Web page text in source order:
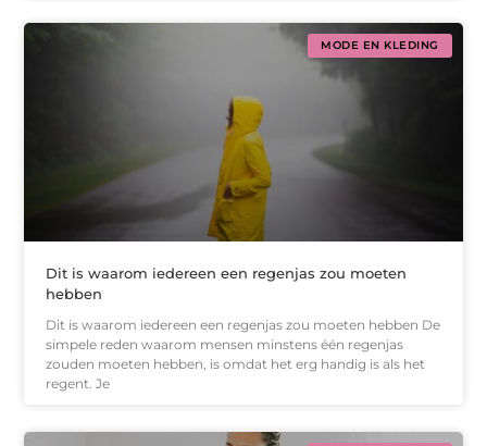
MODE EN KLEDING
Dit is waarom iedereen een regenjas zou moeten
hebben
Dit is waarom iedereen een regenjas zou moeten hebben De
simpele reden waarom mensen minstens één regenjas
zouden moeten hebben, is omdat het erg handig is als het
regent. Je